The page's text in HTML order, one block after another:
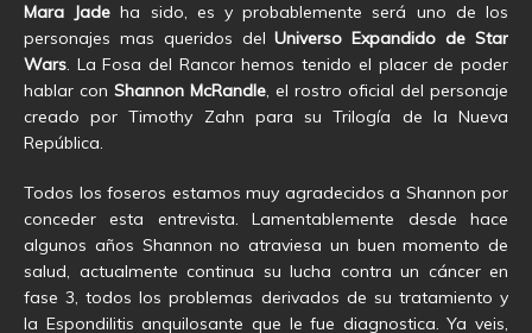
Mara Jade ha sido, es y probablemente será uno de los
personajes mas queridos delUniverso Expandido de Star
Wars. La Fosa del Rancor hemos tenido el placer de poder
hablar con Shannon McRandle, el rostro oficial del personaje
creado por Timothy Zahn para su Trilogía de la Nueva
República.
Todos los foseros estamos muy agradecidos a Shannon por
conceder esta entrevista. Lamentablemente desde hace
algunos años Shannon no atraviesa un buen momento de
salud, actualmente continua su lucha contra un cáncer en
fase 3, todos los problemas derivados de su tratamiento y
la Espondilitis anquilosante que le fue diagnostica. Ya veis,